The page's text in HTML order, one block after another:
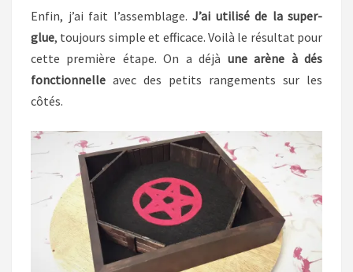
Enfin, j’ai fait l’assemblage. J’ai utilisé de la super-
glue, toujours simple et efficace. Voilà le résultat pour
cette première étape. On a déjà une arène à dés
fonctionnelle avec des petits rangements sur les
côtés.